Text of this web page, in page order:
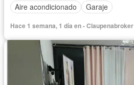
Aire acondicionado
Garaje
Hace 1 semana, 1 día en - Claupenabroker